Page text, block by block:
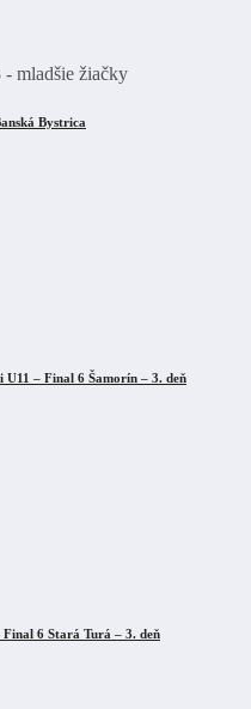
- mladšie žiačky
Bystrica
– Final 6 Šamorín – 3. deň
6 Stará Turá – 3. deň